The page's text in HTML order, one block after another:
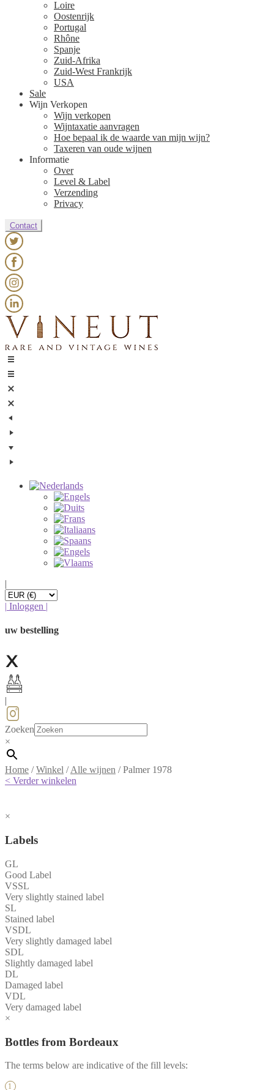
Loire
Oostenrijk
Portugal
Rhône
Spanje
Zuid-Afrika
Zuid-West Frankrijk
USA
Sale
Wijn Verkopen
Wijn verkopen
Wijntaxatie aanvragen
Hoe bepaal ik de waarde van mijn wijn?
Taxeren van oude wijnen
Informatie
Over
Level & Label
Verzending
Privacy
Contact
|
| Inloggen |
uw bestelling
Zoeken
×
Home /Winkel /Alle wijnen /Palmer 1978
< Verder winkelen
×
Labels
GL
Good Label
VSSL
Very slightly stained label
SL
Stained label
VSDL
Very slightly damaged label
SDL
Slightly damaged label
DL
Damaged label
VDL
Very damaged label
×
Bottles from Bordeaux
The terms below are indicative of the fill levels: